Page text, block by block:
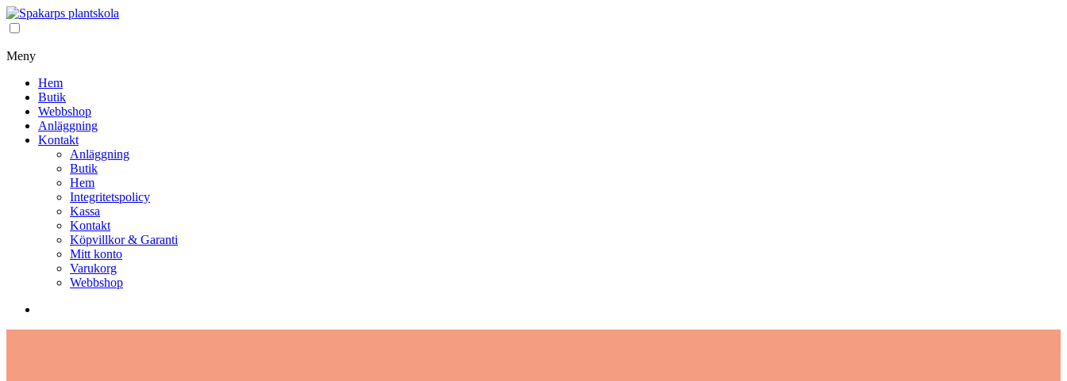
Meny
Hem
Butik
Webbshop
Anläggning
Kontakt
Anläggning
Butik
Hem
Integritetspolicy
Kassa
Kontakt
Köpvillkor & Garanti
Mitt konto
Varukorg
Webbshop